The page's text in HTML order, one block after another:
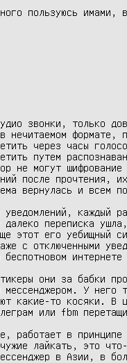
пользуюсь имами,
звонки, только
нечитаемом
через часы
путем
могут
после прочтения,
вернулась и всем
каждый
переписка
этот его уебищный
с отключенными
они за бабки
У
какие-то косяки.
или fbm
работает в
лайкать, это
в Азии, в